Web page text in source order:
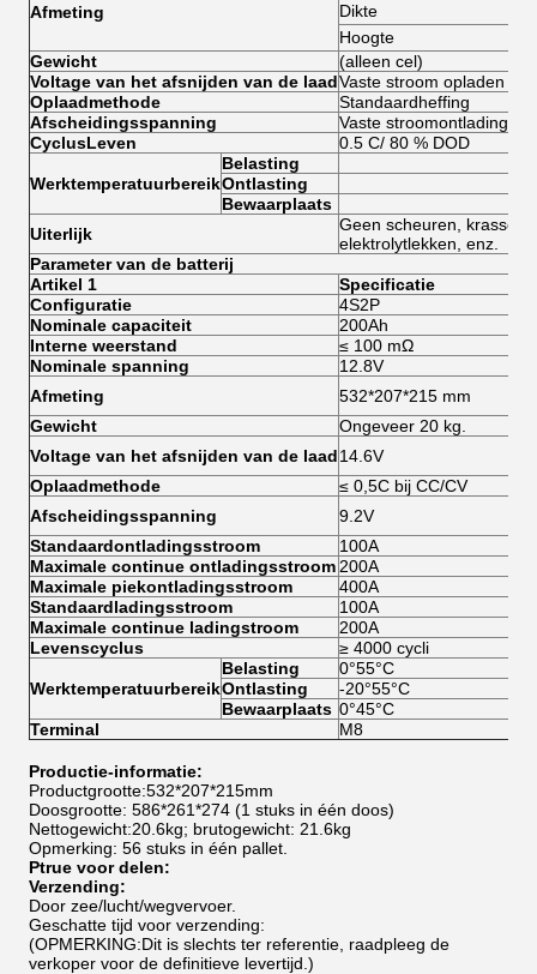
Afmeting
Dikte
Hoogte
Gewicht
(alleen cel)
Voltage van het afsnijden van de laadVaste stroom opladen
Oplaadmethode
Standaardheffing
Afscheidingsspanning
Vaste stroomontlading
CyclusLeven 0.5 C/ 80 % DOD
Werktemperatuurbereik
Belasting
Ontlasting
Bewaarplaats
Uiterlijk
Geen scheuren,
elektrolytlekken, enz.
Parameter van de batterij
Artikel 1
Specificatie
Configuratie
4S2P
Nominale capaciteit
200Ah
Interne weerstand
≤ 100 mΩ
Nominale spanning
12.8V
Afmeting
532*207*215 mm
Gewicht
Ongeveer 20 kg.
Voltage van het afsnijden van de laad14.6V
Oplaadmethode
≤ 0,5C bij CC/CV
Afscheidingsspanning
9.2V
Standaardontladingsstroom
100A
Maximale continue ontladingsstroom 200A
Maximale piekontladingsstroom
400A
Standaardladingsstroom
100A
Maximale continue ladingstroom
200A
Levenscyclus
≥ 4000 cycli
Werktemperatuurbereik
Belasting
0°55°C
Ontlasting
-20°55°C
Bewaarplaats 0°45°C
Terminal
M8
Productie-informatie:
Productgrootte:532*207*215mm
Doosgrootte: 586*261*274 (1 stuks in één doos)
Nettogewicht:20.6kg; brutogewicht: 21.6kg
Opmerking: 56 stuks in één pallet.
Ptrue voor delen:
Verzending:
Door zee/lucht/wegvervoer.
Geschatte tijd voor verzending:
(OPMERKING:Dit is slechts ter referentie, raadpleeg de
verkoper voor de definitieve levertijd.)